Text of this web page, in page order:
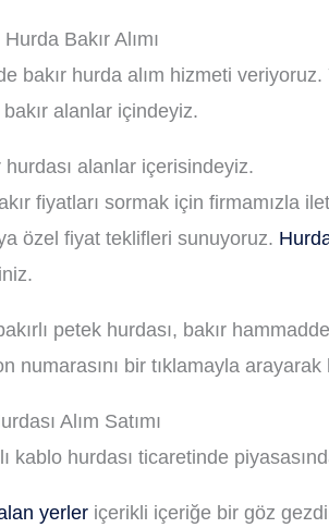
Bakır Alımı
bakır hurda alım hizmeti
alanlar içindeyiz.
hurdası alanlar içerisindeyiz.
fiyatları sormak için firmamızla
özel fiyat teklifleri sunuyoruz.
petek hurdası, bakır
numarasını bir tıklamayla arayarak
Alım Satımı
kablo hurdası ticaretinde
yerler içerikli içeriğe bir göz